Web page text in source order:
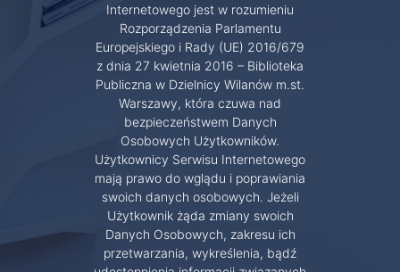
Internetowego jest w rozumieniu
Rozporządzenia Parlamentu
Europejskiego i Rady (UE) 2016/679
z dnia 27 kwietnia 2016 – Biblioteka
Publiczna w Dzielnicy Wilanów m.st.
Warszawy, która czuwa nad
bezpieczeństwem Danych
Osobowych Użytkowników.
Użytkownicy Serwisu Internetowego
mają prawo do wglądu i poprawiania
swoich danych osobowych. Jeżeli
Użytkownik żąda zmiany swoich
Danych Osobowych, zakresu ich
przetwarzania, wykreślenia, bądź